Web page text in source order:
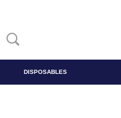
DISPOSABLES